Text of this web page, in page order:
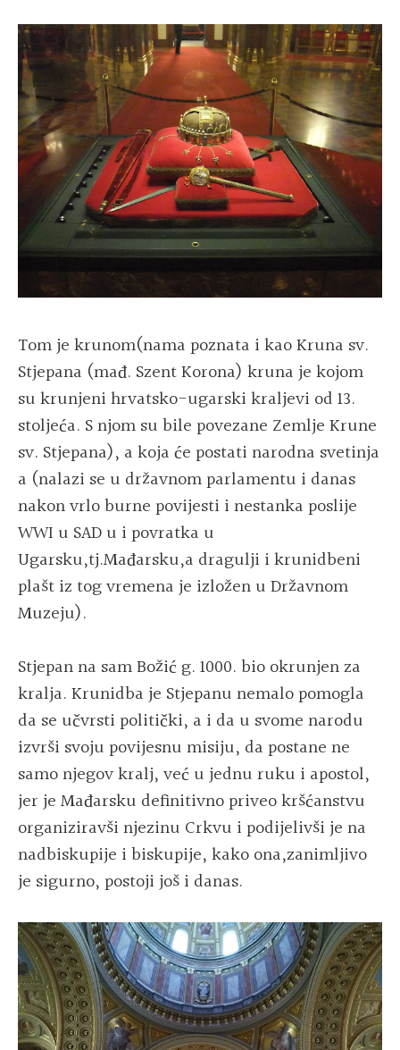
Tom je krunom(nama poznata i kao Kruna sv.
Stjepana (mađ. Szent Korona) kruna je kojom
su krunjeni hrvatsko-ugarski kraljevi od 13.
stoljeća. S njom su bile povezane Zemlje Krune
sv. Stjepana), a koja će postati narodna svetinja
a (nalazi se u državnom parlamentu i danas
nakon vrlo burne povijesti i nestanka poslije
WWI u SAD u i povratka u
Ugarsku,tj.Mađarsku,a dragulji i krunidbeni
plašt iz tog vremena je izložen u Državnom
Muzeju).
Stjepan na sam Božić g. 1000. bio okrunjen za
kralja. Krunidba je Stjepanu nemalo pomogla
da se učvrsti politički, a i da u svome narodu
izvrši svoju povijesnu misiju, da postane ne
samo njegov kralj, već u jednu ruku i apostol,
jer je Mađarsku definitivno priveo kršćanstvu
organiziravši njezinu Crkvu i podijelivši je na
nadbiskupije i biskupije, kako ona,zanimljivo
je sigurno, postoji još i danas.